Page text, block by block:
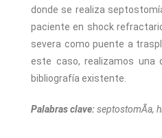
donde se realiza
paciente en shock
severa como puente a
este caso, realizamos una
bibliografía existente.
Palabras clave:septostomÃ­a,